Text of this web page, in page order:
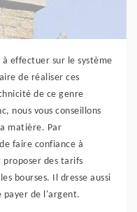
effectuer sur le système
de réaliser ces
de ce genre
nous vous conseillons
matière. Par
faire confiance à
proposer des tarifs
bourses. Il dresse aussi
payer de l'argent.